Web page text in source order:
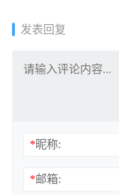
发表回复
*昵称:
*邮箱: